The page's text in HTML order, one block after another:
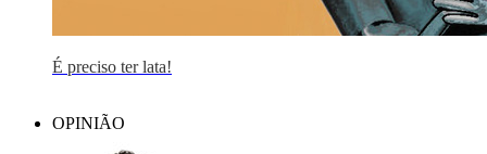
É preciso ter lata!
OPINIÃO